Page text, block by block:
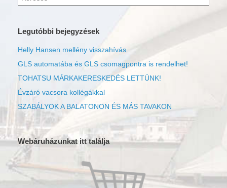
erre:
Legutóbbi bejegyzések
Helly Hansen mellény visszahívás
GLS automatába és GLS csomagpontra is rendelhet!
TOHATSU MÁRKAKERESKEDÉS LETTÜNK!
Évzáró vacsora kollégákkal
SZABÁLYOK A BALATONON ÉS MÁS TAVAKON
Webáruházunkat itt találja